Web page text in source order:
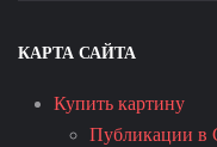
КАРТА САЙТА
Купить картину
Публикации